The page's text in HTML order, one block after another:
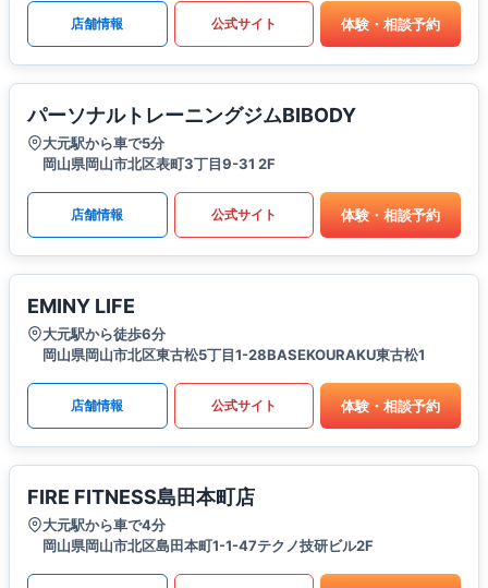
店舗情報 公式サイト 体験・相談予約
パーソナルトレーニングジムBIBODY
大元駅から車で5分
岡山県岡山市北区表町3丁目9-31 2F
店舗情報 公式サイト 体験・相談予約
EMINY LIFE
大元駅から徒歩6分
岡山県岡山市北区東古松5丁目1-28BASEKOURAKU東古松1
店舗情報 公式サイト 体験・相談予約
FIRE FITNESS島田本町店
大元駅から車で4分
岡山県岡山市北区島田本町1-1-47テクノ技研ビル2F